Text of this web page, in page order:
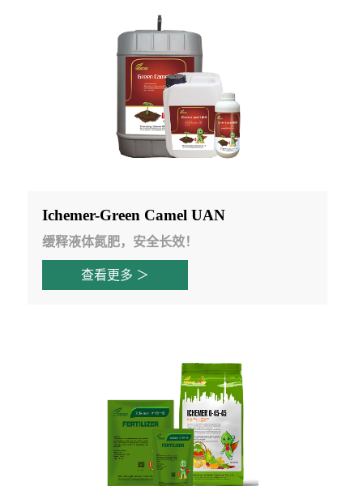
Ichemer-Green Camel UAN
缓释液体氮肥，安全长效！
查看更多 ＞